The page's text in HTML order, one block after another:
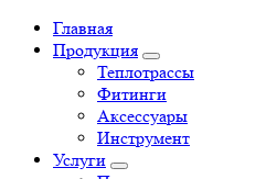
Главная
Продукция
Теплотрассы
Фитинги
Аксессуары
Инструмент
Услуги